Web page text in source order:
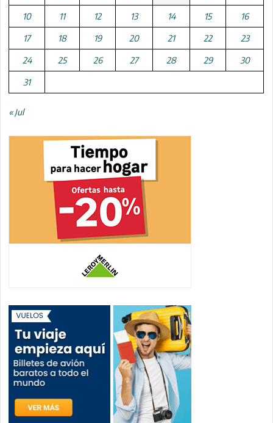
10 11 12 13 14 15 16
17 18 19 20 21 22 23
24 25 26 27 28 29 30
31
« Jul